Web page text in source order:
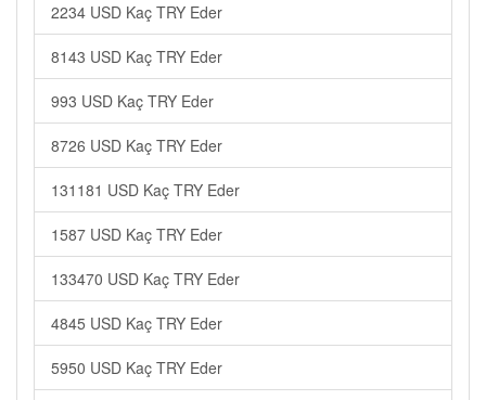
2234 USD Kaç TRY Eder
8143 USD Kaç TRY Eder
993 USD Kaç TRY Eder
8726 USD Kaç TRY Eder
131181 USD Kaç TRY Eder
1587 USD Kaç TRY Eder
133470 USD Kaç TRY Eder
4845 USD Kaç TRY Eder
5950 USD Kaç TRY Eder